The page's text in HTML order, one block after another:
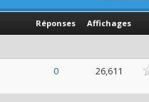
Réponses Affichages
0 26,611